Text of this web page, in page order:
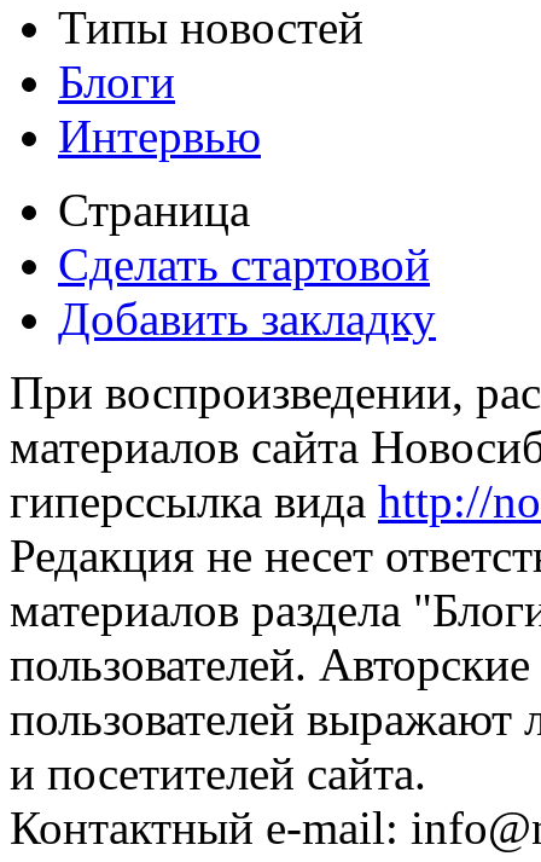
Типы новостей
Блоги
Интервью
Страница
Сделать стартовой
Добавить закладку
При воспроизведении,
материалов сайта
гиперссылка вида http://
Редакция не несет
материалов раздела
пользователей.
пользователей выражают
и посетителей сайта.
Контактный e-mail: